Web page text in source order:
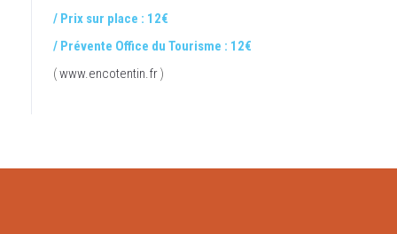
/ Prix sur place : 12€
/ Prévente Office du Tourisme : 12€
(www.encotentin.fr)